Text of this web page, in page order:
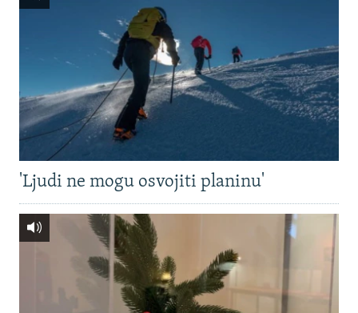
'Ljudi ne mogu osvojiti planinu'